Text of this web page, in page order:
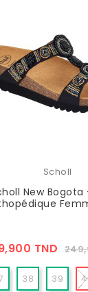
Scholl
New Bogota
TND Prix
38 39